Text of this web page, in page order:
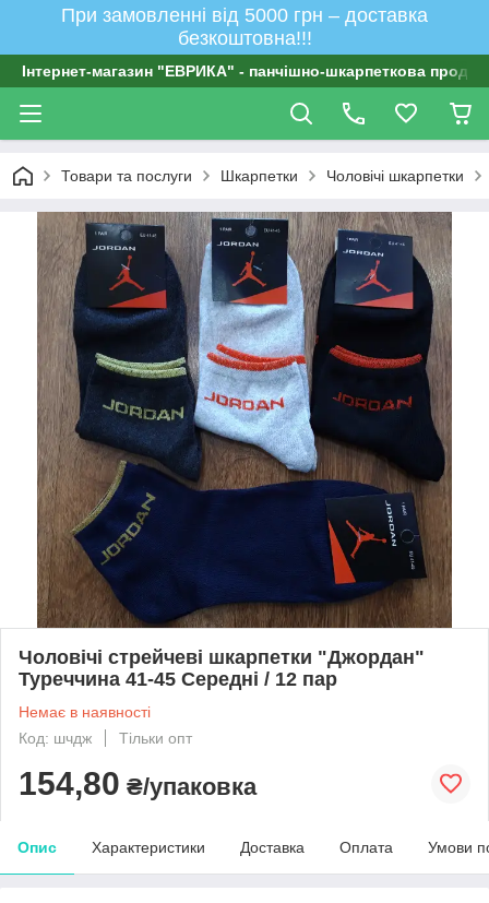
При замовленні від 5000 грн – доставка
безкоштовна!!!
Інтернет-магазин "ЕВРИКА" - панчішно-шкарпеткова
Товари та послуги Шкарпетки Чоловічі шкарпетки
Чоловічі стрейчеві шкарпетки "Джордан"
Туреччина 41-45 Середні / 12 пар
Немає в наявності
Код: шчдж
Тільки опт
154,80 ₴/упаковка
Опис Характеристики Доставка Оплата Умови